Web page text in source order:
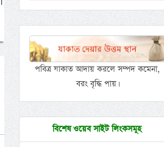
পবিত্র যাকাত আদায় করলে সম্পদ কমেনা,
বরং বৃদ্ধি পায়।
বিশেষ ওয়েব সাইট লিংকসমূহ